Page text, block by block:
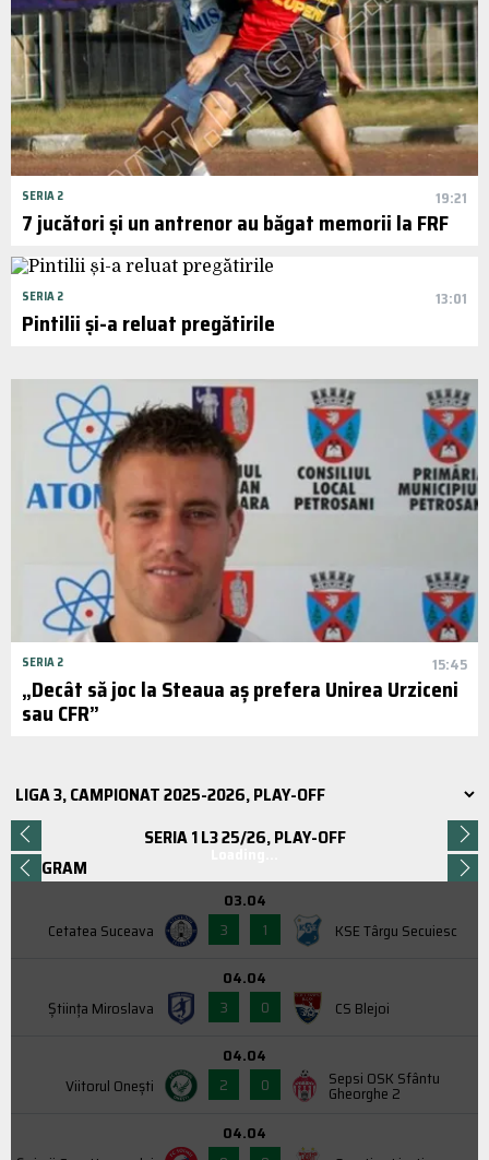
SERIA 2 19:21
7 jucători și un antrenor au băgat memorii la FRF
SERIA 2 13:01
Pintilii și-a reluat pregătirile
SERIA 2 15:45
„Decât să joc la Steaua aș prefera Unirea Urziceni
sau CFR”
SERIA 1 L3 25/26, PLAY-OFF
PROGRAM
Cetatea Suceava
03.04
3
1 KSE Târgu Secuiesc
Știința Miroslava
04.04
3
0 CS Blejoi
Viitorul Onești
04.04
2
0 Sepsi OSK Sfântu
Gheorghe 2
04.04